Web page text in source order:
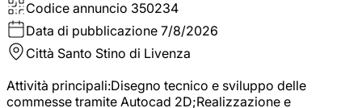
Codice annuncio 350234
Data di pubblicazione 7/8/2026
Città Santo Stino di Livenza
Attività principali:Disegno tecnico e sviluppo delle
commesse tramite Autocad 2D;Realizzazione e